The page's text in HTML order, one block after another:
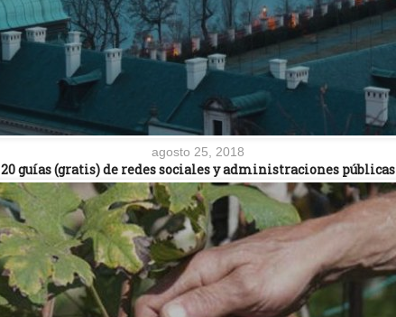
agosto 25, 2018
20 guías (gratis) de redes sociales y administraciones públicas